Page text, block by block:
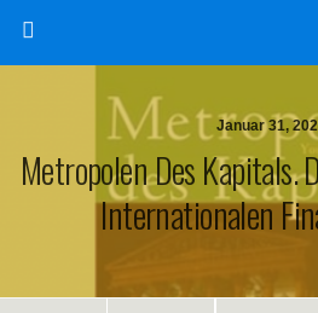
Januar 31,
Metropolen Des Kapitals.
Internationalen